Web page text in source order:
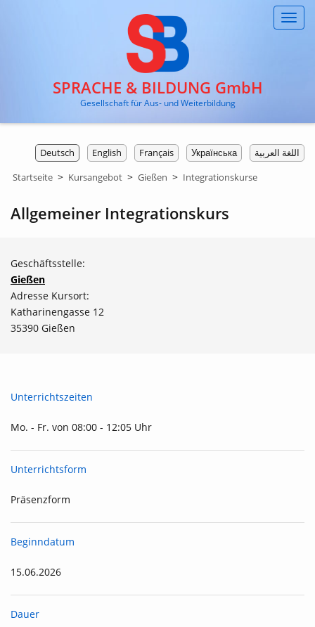
SPRACHE & BILDUNG GmbH
Gesellschaft für Aus- und Weiterbildung
اللغة العربية Українська
Français
English
Deutsch
Startseite > Kursangebot > Gießen > Integrationskurse
Allgemeiner Integrationskurs
Geschäftsstelle:
Gießen
Adresse Kursort:
Katharinengasse 12
35390 Gießen
Unterrichtszeiten
Mo. - Fr. von 08:00 - 12:05 Uhr
Unterrichtsform
Präsenzform
Beginndatum
15.06.2026
Dauer